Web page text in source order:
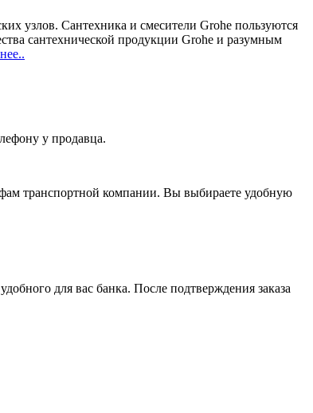
узлов. Сантехника и смесители Grohe пользуются
сантехнической продукции Grohe и разумным
у продавца.
транспортной компании. Вы выбираете удобную
для вас банка. После подтверждения заказа